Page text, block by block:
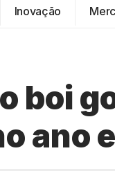
Inovação
boi
ano